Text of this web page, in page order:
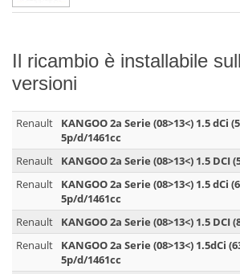
Il ricambio è installabile
versioni
Renault
KANGOO 2a Serie (08>13<) 1.5 dCi
5p/d/1461cc
Renault
KANGOO 2a Serie (08>13<) 1.5 DCI
Renault
KANGOO 2a Serie (08>13<) 1.5 dCi
5p/d/1461cc
Renault
KANGOO 2a Serie (08>13<) 1.5 DCI
Renault
KANGOO 2a Serie (08>13<) 1.5dCi
5p/d/1461cc